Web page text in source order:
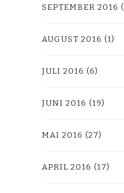
SEPTEMBER 2016
AUGUST 2016 (1)
JULI 2016 (6)
JUNI 2016 (19)
MAI 2016 (27)
APRIL 2016 (17)